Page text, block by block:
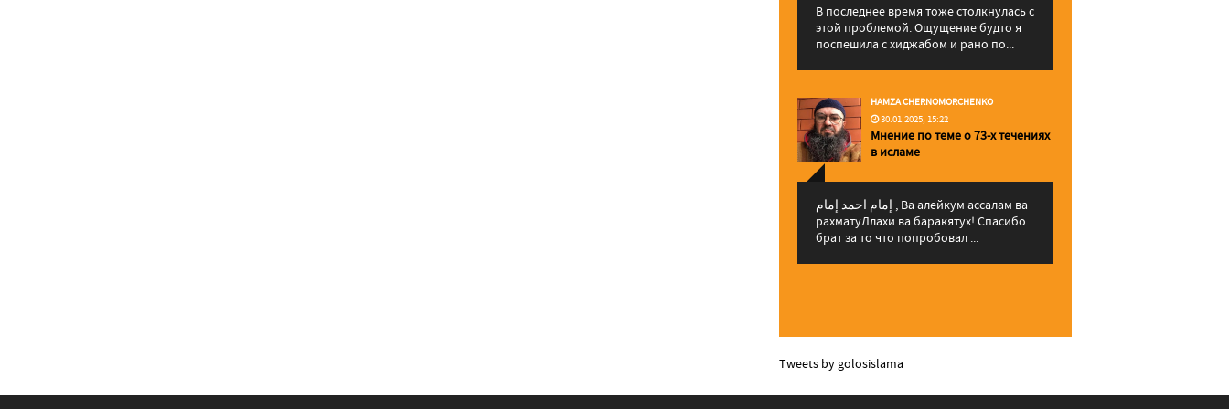
В последнее время тоже столкнулась с
этой проблемой. Ощущение будто я
поспешила с хиджабом и рано по...
HAMZA CHERNOMORCHENKO
30.01.2025, 15:22
Мнение по теме о 73-х течениях
в исламе
إمام احمد إمام , Ва алейкум ассалам ва
рахматуЛлахи ва баракятух! Спасибо
брат за то что попробовал ...
Tweets by golosislama